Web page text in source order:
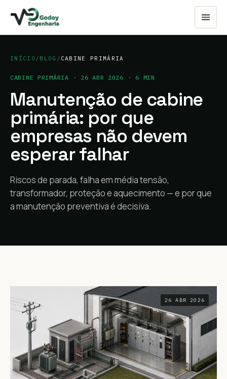
INÍCIO / BLOG / CABINE PRIMÁRIA
CABINE PRIMÁRIA · 26 ABR 2026 ·6 MIN
Manutenção de cabine
primária: por que
empresas não devem
esperar falhar
Riscos de parada, falha em média tensão,
transformador, proteção e aquecimento — e por que
a manutenção preventiva é decisiva.
26 ABR 2026